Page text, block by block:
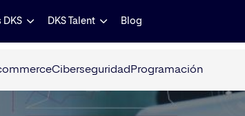
DKS DKS Talent Blog
Ciberseguridad Programación